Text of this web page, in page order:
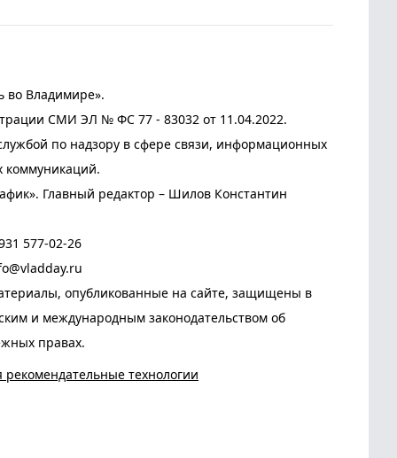
во Владимире».
СМИ ЭЛ № ФС 77 - 83032 от 11.04.2022.
по надзору в сфере связи, информационных
коммуникаций.
Главный редактор – Шилов Константин
577-02-26
опубликованные на сайте, защищены в
и международным законодательством об
правах.
рекомендательные технологии